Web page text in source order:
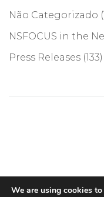
Não Categorizado
NSFOCUS in the
Press Releases (133)
We are using cookies